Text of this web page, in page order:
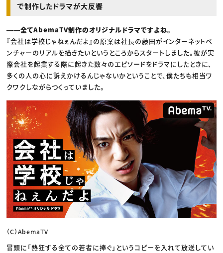
で制作したドラマが大反響
――全てAbemaTV制作のオリジナルドラマですよね。
『会社は学校じゃねぇんだよ』の原案は社長の藤田がインターネットベ
ンチャーのリアルを描きたいというところからスタートしました。彼が実
際会社を起業する際に起きた数々のエピソードをドラマにしたときに、
多くの人の心に訴えかけるんじゃないかということで、僕たちも相当ワ
クワクしながらつくっていました。
（C）AbemaTV
冒頭に「熱狂する全ての若者に捧ぐ」というコピーを入れて放送してい